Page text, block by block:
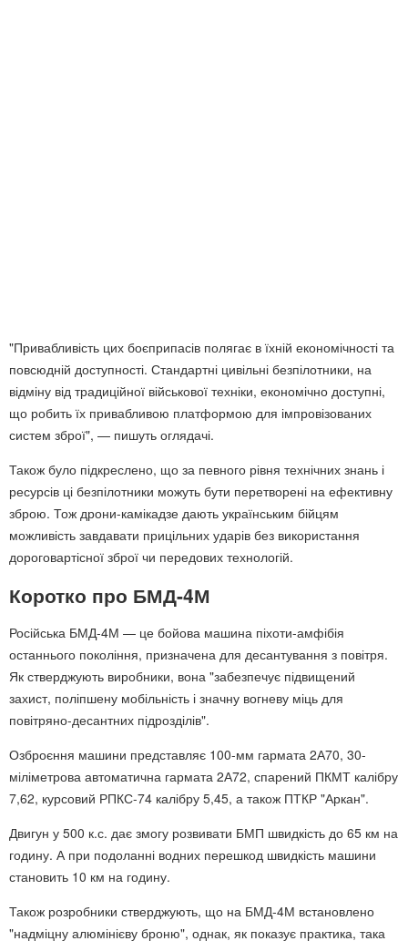
"Привабливість цих боєприпасів полягає в їхній економічності та
повсюдній доступності. Стандартні цивільні безпілотники, на
відміну від традиційної військової техніки, економічно доступні,
що робить їх привабливою платформою для імпровізованих
систем зброї", — пишуть оглядачі.
Також було підкреслено, що за певного рівня технічних знань і
ресурсів ці безпілотники можуть бути перетворені на ефективну
зброю. Тож дрони-камікадзе дають українським бійцям
можливість завдавати прицільних ударів без використання
дороговартісної зброї чи передових технологій.
Коротко про БМД-4М
Російська БМД-4М — це бойова машина піхоти-амфібія
останнього покоління, призначена для десантування з повітря.
Як стверджують виробники, вона "забезпечує підвищений
захист, поліпшену мобільність і значну вогневу міць для
повітряно-десантних підрозділів".
Озброєння машини представляє 100-мм гармата 2А70, 30-
міліметрова автоматична гармата 2А72, спарений ПКМТ калібру
7,62, курсовий РПКС-74 калібру 5,45, а також ПТКР "Аркан".
Двигун у 500 к.с. дає змогу розвивати БМП швидкість до 65 км на
годину. А при подоланні водних перешкод швидкість машини
становить 10 км на годину.
Також розробники стверджують, що на БМД-4М встановлено
"надміцну алюмінієву броню", однак, як показує практика, така